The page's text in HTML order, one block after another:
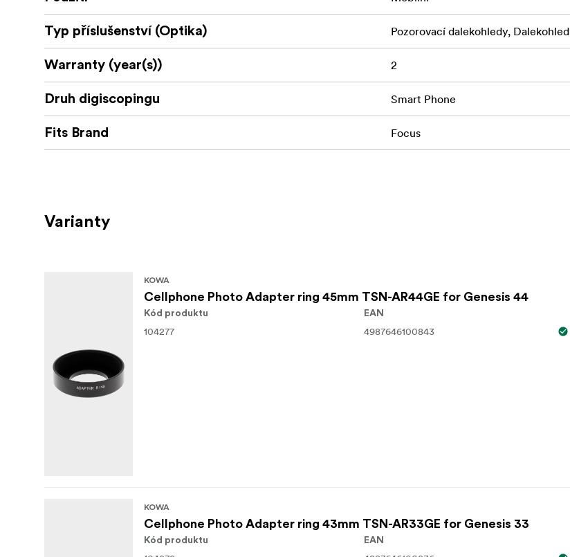
Typ příslušenství (Optika) Pozorovací dalekohledy, Dalekohled
Warranty (year(s)) 2
Druh digiscopingu Smart Phone
Fits Brand Focus
Varianty
KOWA
Cellphone Photo Adapter ring 45mm TSN-AR44GE for Genesis 44
Kód produktu
104277
EAN
4987646100843
KOWA
Cellphone Photo Adapter ring 43mm TSN-AR33GE for Genesis 33
Kód produktu EAN